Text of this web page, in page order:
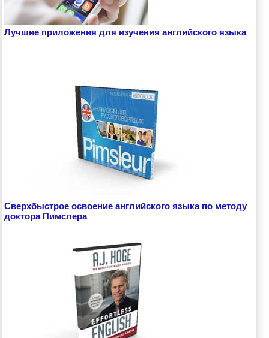
Лучшие приложения для изучения английского языка
Сверхбыстрое освоение английского языка по методу
доктора Пимслера